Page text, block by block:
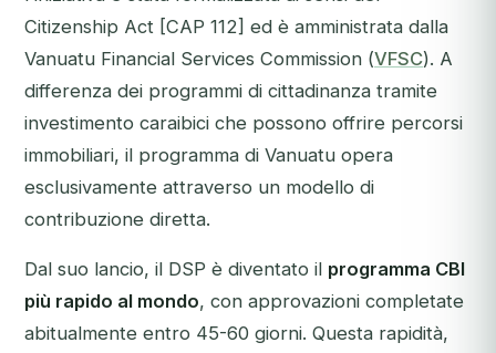
Citizenship Act [CAP 112] ed è amministrata dalla
Vanuatu Financial Services Commission (VFSC). A
differenza dei programmi di cittadinanza tramite
investimento caraibici che possono offrire percorsi
immobiliari, il programma di Vanuatu opera
esclusivamente attraverso un modello di
contribuzione diretta.
Dal suo lancio, il DSP è diventato il programma CBI
più rapido al mondo, con approvazioni completate
abitualmente entro 45-60 giorni. Questa rapidità,